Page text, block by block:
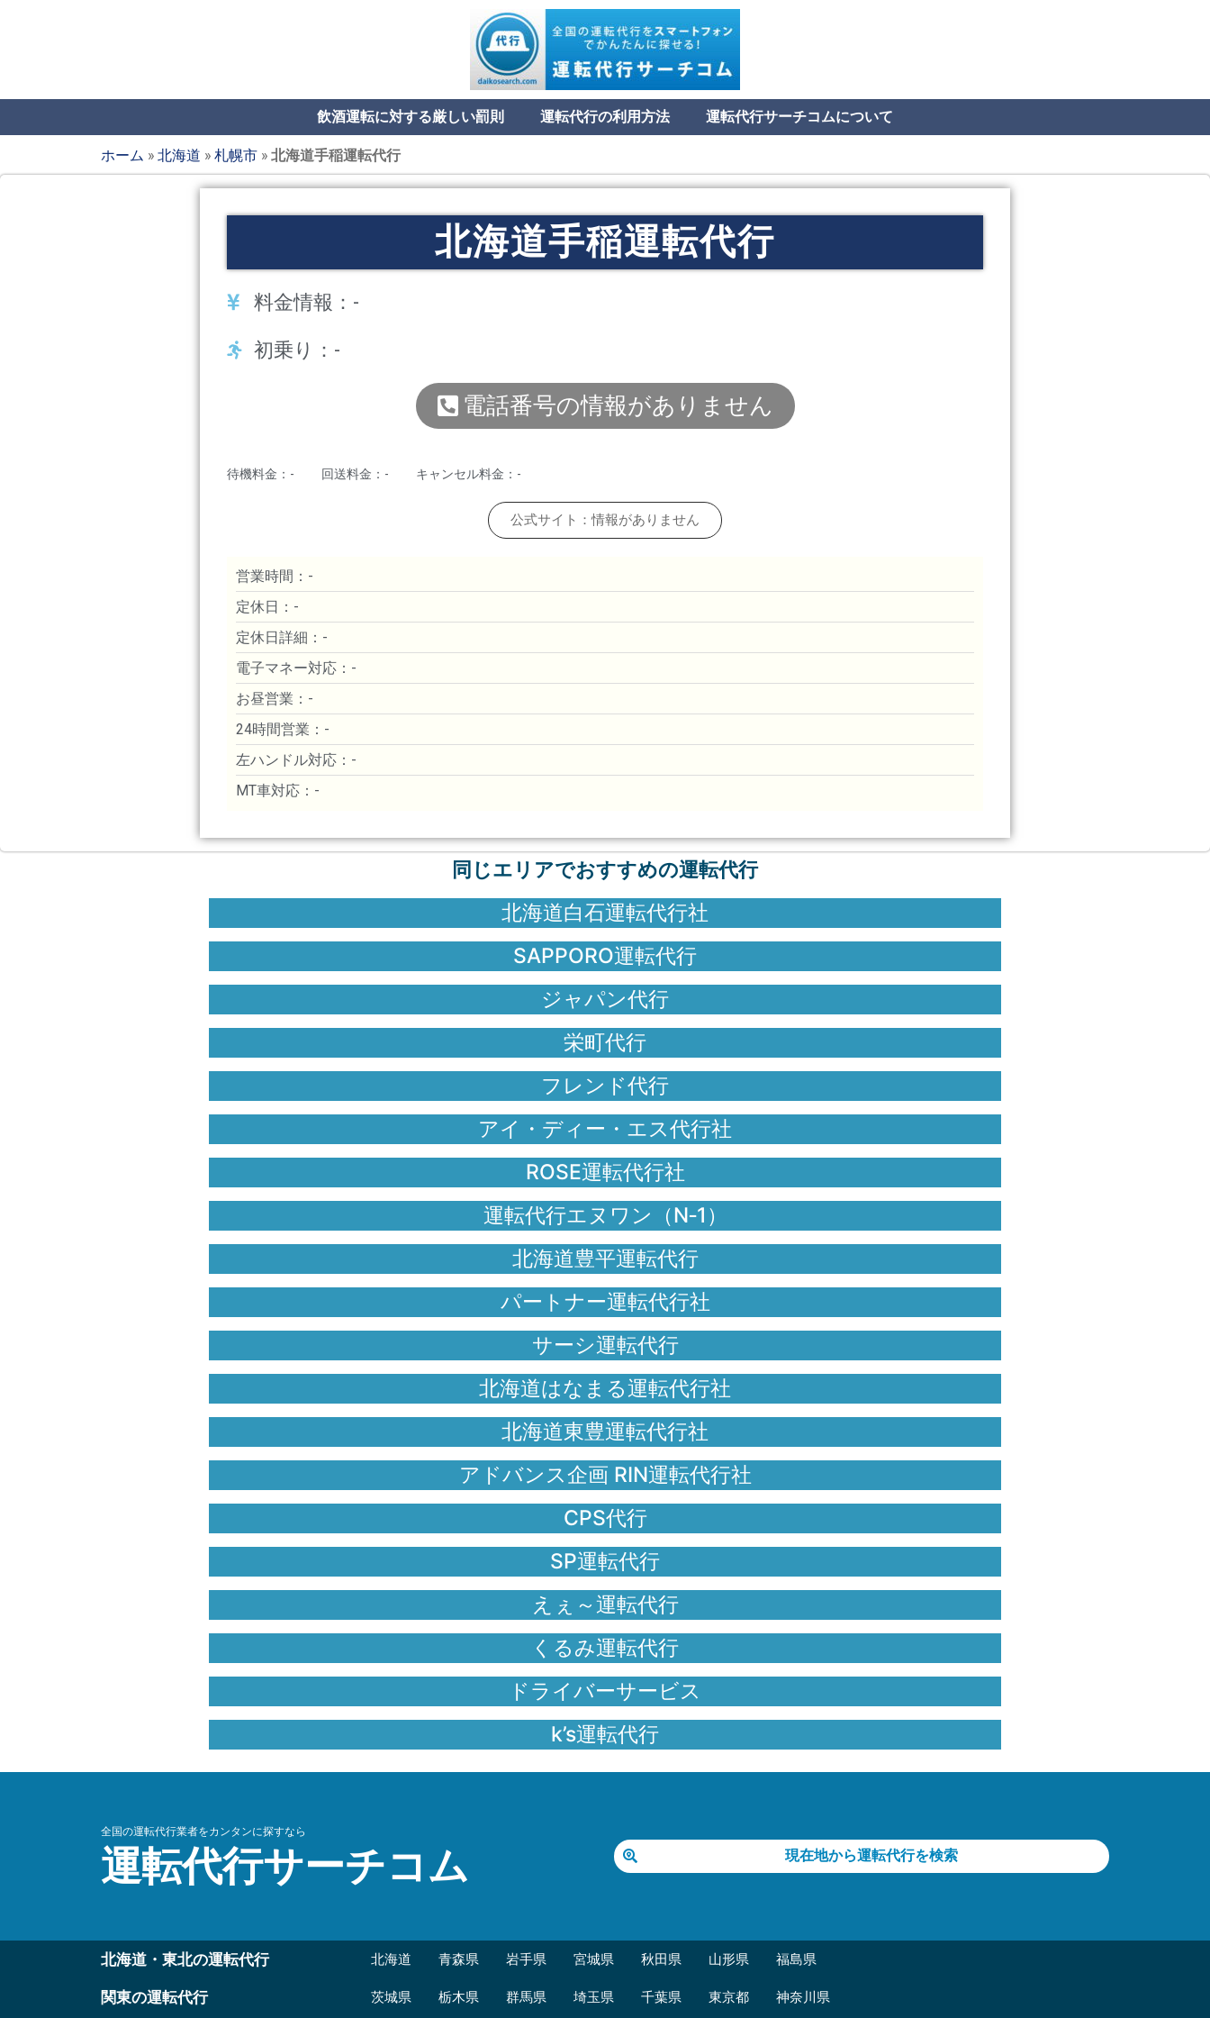
飲酒運転に対する厳しい罰則 運転代行の利用方法 運転代行サーチコムについて
ホーム »北海道 »札幌市 »北海道手稲運転代行
北海道手稲運転代行
料金情報：-
初乗り：-
電話番号の情報がありません
待機料金：- 回送料金：- キャンセル料金：-
公式サイト：情報がありません
営業時間：-
定休日：-
定休日詳細：-
電子マネー対応：-
お昼営業：-
24時間営業：-
左ハンドル対応：-
MT車対応：-
同じエリアでおすすめの運転代行
北海道白石運転代行社
SAPPORO運転代行
ジャパン代行
栄町代行
フレンド代行
アイ・ディー・エス代行社
ROSE運転代行社
運転代行エヌワン（N‐1）
北海道豊平運転代行
パートナー運転代行社
サーシ運転代行
北海道はなまる運転代行社
北海道東豊運転代行社
アドバンス企画 RIN運転代行社
CPS代行
SP運転代行
えぇ～運転代行
くるみ運転代行
ドライバーサービス
k’s運転代行
全国の運転代行業者をカンタンに探すなら
運転代行サーチコム 現在地から運転代行を検索
北海道・東北の運転代行 北海道 青森県 岩手県 宮城県 秋田県 山形県 福島県
関東の運転代行 茨城県 栃木県 群馬県 埼玉県 千葉県 東京都 神奈川県